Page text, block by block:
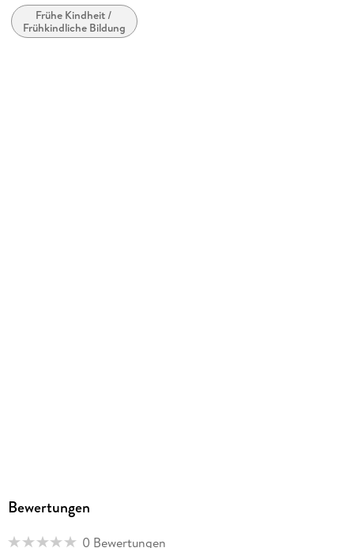
Material
ELEKT
Herstelleradresse
Ravensburg, service@ravensburger.de
Frühe Kindheit /
Frühkindliche Bildung
Bewertungen
0 Bewertungen